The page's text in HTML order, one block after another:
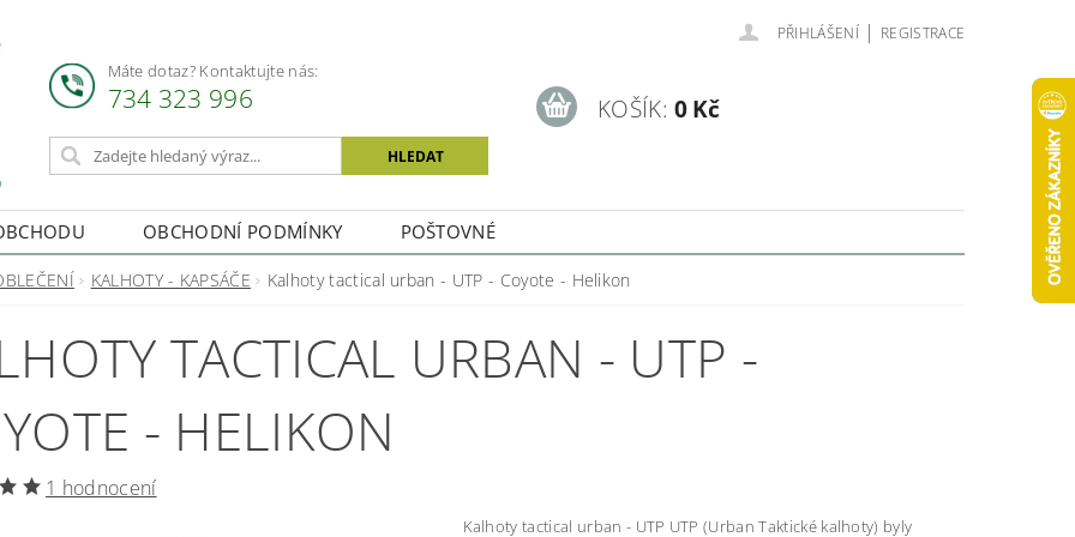
Máte dotaz? Kontaktujte nás:
734 323 996
PŘIHLÁŠENÍ | REGISTRACE
KOŠÍK: 0 Kč
OBCHODNÍ PODMÍNKY POŠTOVNÉ
KALHOTY - KAPSÁČE Kalhoty tactical urban - UTP - Coyote - Helikon
TACTICAL URBAN - UTP -
- HELIKON
1 hodnocení
Kalhoty tactical urban - UTP UTP (Urban Taktické kalhoty) byly